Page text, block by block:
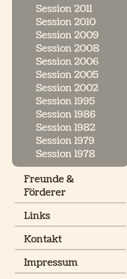
Session 2011
Session 2010
Session 2009
Session 2008
Session 2006
Session 2005
Session 2002
Session 1995
Session 1986
Session 1982
Session 1979
Session 1978
Freunde &
Förderer
Links
Kontakt
Impressum